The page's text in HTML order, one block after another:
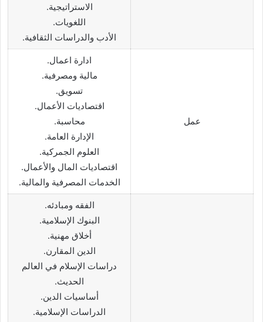
الاستراتيجية.
اللغويات.
الأدب والدراسات الثقافية.
عمل
ادارة اعمال.
مالية ومصرفية.
تسويق.
اقتصاديات الأعمال.
محاسبة.
الإدارة العامة.
العلوم الجمركية.
اقتصاديات المال والأعمال.
الخدمات المصرفية والمالية.
الفقه ومبادئه.
البنوك الإسلامية.
أخلاق مهنية.
الدين المقارن.
دراسات الإسلام في العالم
الحديث.
أساسيات الدين.
الدراسات الإسلامية.